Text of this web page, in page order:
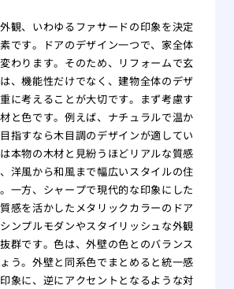
観、いわゆるファサードの印象を決定
です。ドアのデザイン一つで、家全体
わります。そのため、リフォームで玄
、機能性だけでなく、建物全体のデザ
に考えることが大切です。まず考慮す
と色です。例えば、ナチュラルで温か
指すなら木目調のデザインが適してい
本物の木材と見紛うほどリアルな質感
洋風から和風まで幅広いスタイルの住
一方、シャープで現代的な印象にした
感を活かしたメタリックカラーのドア
ンプルモダンやスタイリッシュな外観
群です。色は、外壁の色とのバランス
う。外壁と同系色でまとめると統一感
象に、逆にアクセントとなるような対